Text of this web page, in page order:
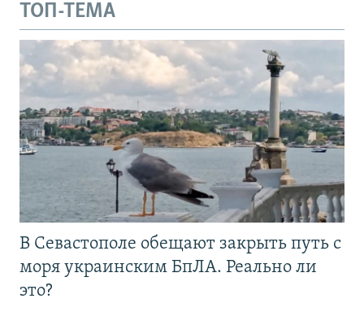
ТОП-ТЕМА
В Севастополе обещают закрыть путь с
моря украинским БпЛА. Реально ли
это?